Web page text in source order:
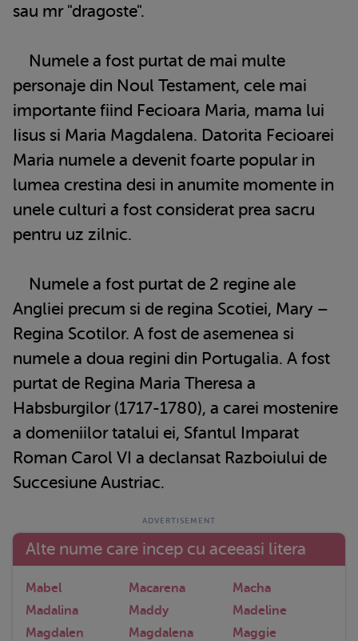
sau mr "dragoste".
Numele a fost purtat de mai multe
personaje din Noul Testament, cele mai
importante fiind Fecioara Maria, mama lui
Iisus si Maria Magdalena. Datorita Fecioarei
Maria numele a devenit foarte popular in
lumea crestina desi in anumite momente in
unele culturi a fost considerat prea sacru
pentru uz zilnic.
Numele a fost purtat de 2 regine ale
Angliei precum si de regina Scotiei, Mary –
Regina Scotilor. A fost de asemenea si
numele a doua regini din Portugalia. A fost
purtat de Regina Maria Theresa a
Habsburgilor (1717-1780), a carei mostenire
a domeniilor tatalui ei, Sfantul Imparat
Roman Carol VI a declansat Razboiului de
Succesiune Austriac.
Alte nume care incep cu aceeasi litera
Mabel Macarena
Macha
Madalina
Maddy
Madeline
Magdalen
Magdalena
Maggie